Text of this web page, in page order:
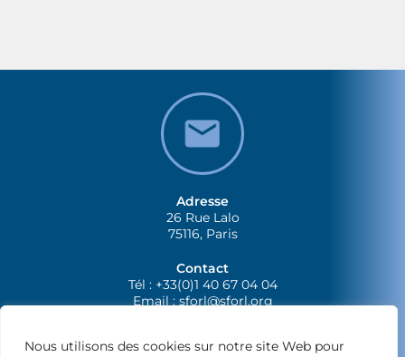
Nous utilisons des cookies sur notre site Web pour
Adresse
26 Rue Lalo
75116, Paris
Contact
Tél : +33(0)1 40 67 04 04
Email :sforl@sforl.org